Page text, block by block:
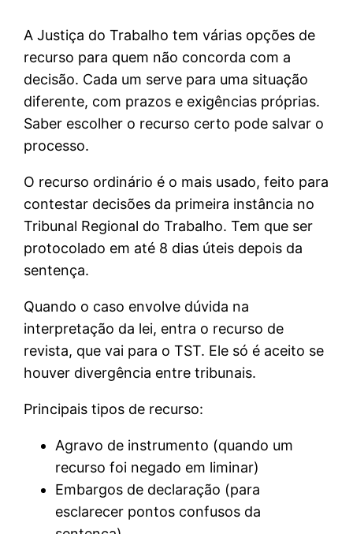
A Justiça do Trabalho tem várias opções de
recurso para quem não concorda com a
decisão. Cada um serve para uma situação
diferente, com prazos e exigências próprias.
Saber escolher o recurso certo pode salvar o
processo.
O recurso ordinário é o mais usado, feito para
contestar decisões da primeira instância no
Tribunal Regional do Trabalho. Tem que ser
protocolado em até 8 dias úteis depois da
sentença.
Quando o caso envolve dúvida na
interpretação da lei, entra o recurso de
revista, que vai para o TST. Ele só é aceito se
houver divergência entre tribunais.
Principais tipos de recurso:
Agravo de instrumento (quando um
recurso foi negado em liminar)
Embargos de declaração (para
esclarecer pontos confusos da